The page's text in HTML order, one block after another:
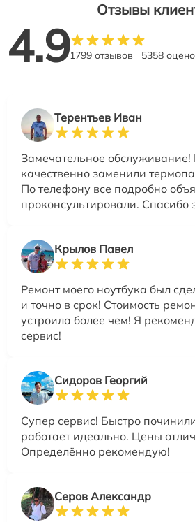
Отзывы
4.91799 отзывов 5358
Терентьев Иван
Замечательное обслуживание!
качественно заменили
По телефону все подробно
проконсультировали. Спасибо
Крылов Павел
Ремонт моего ноутбука был
и точно в срок! Стоимость
устроила более чем! Я
сервис!
Сидоров Георгий
Супер сервис! Быстро
работает идеально. Цены
Определённо рекомендую!
Серов Александр